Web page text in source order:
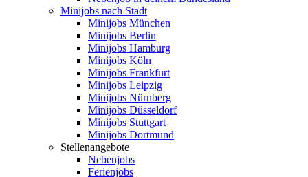
Minijobs nach Stadt
Minijobs München
Minijobs Berlin
Minijobs Hamburg
Minijobs Köln
Minijobs Frankfurt
Minijobs Leipzig
Minijobs Nürnberg
Minijobs Düsseldorf
Minijobs Stuttgart
Minijobs Dortmund
Stellenangebote
Nebenjobs
Ferienjobs